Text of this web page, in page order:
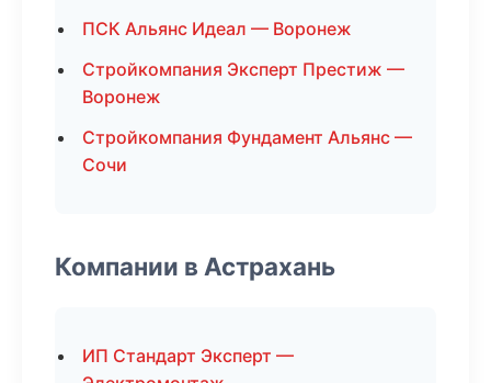
ПСК Альянс Идеал — Воронеж
Стройкомпания Эксперт Престиж —
Воронеж
Стройкомпания Фундамент Альянс —
Сочи
Компании в Астрахань
ИП Стандарт Эксперт —